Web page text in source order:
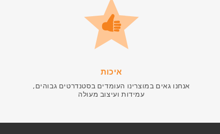
איכות
אנחנו גאים במוצרינו העומדים בסטנדרטים גבוהים,
עמידות ועיצוב מעולה